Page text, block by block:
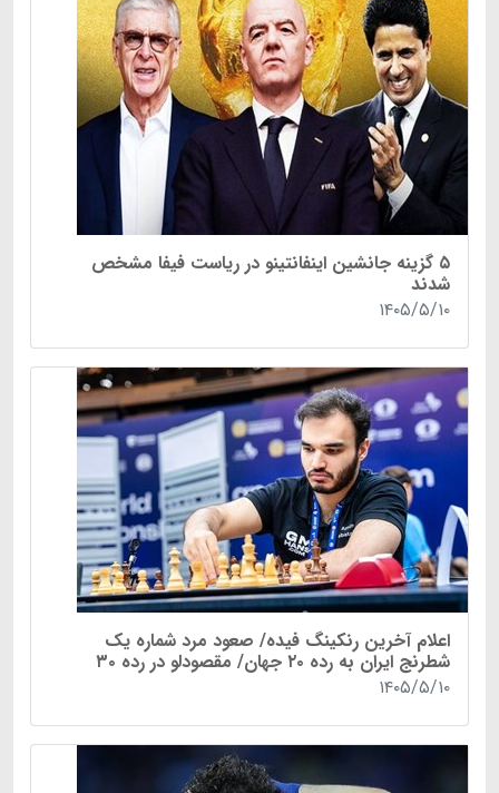
۵ گزینه جانشین اینفانتینو در ریاست فیفا مشخص
شدند
۱۴۰۵/۵/۱۰
اعلام آخرین رنکینگ فیده/ صعود مرد شماره یک
شطرنج ایران به رده ۲۰ جهان/ مقصودلو در رده ۳۰
۱۴۰۵/۵/۱۰